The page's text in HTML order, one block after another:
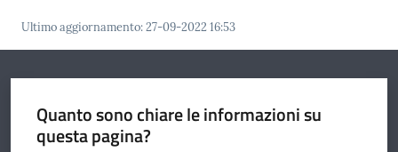
funzioni
Argomenti
Ultimo aggiornamento:27-09-2022 16:53
Quanto sono chiare le informazioni su
questa pagina?